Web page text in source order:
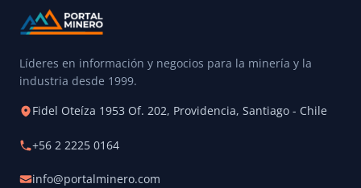
Líderes en información y negocios para la minería y la
industria desde 1999.
Fidel Oteíza 1953 Of. 202, Providencia, Santiago - Chile
+56 2 2225 0164
info@portalminero.com